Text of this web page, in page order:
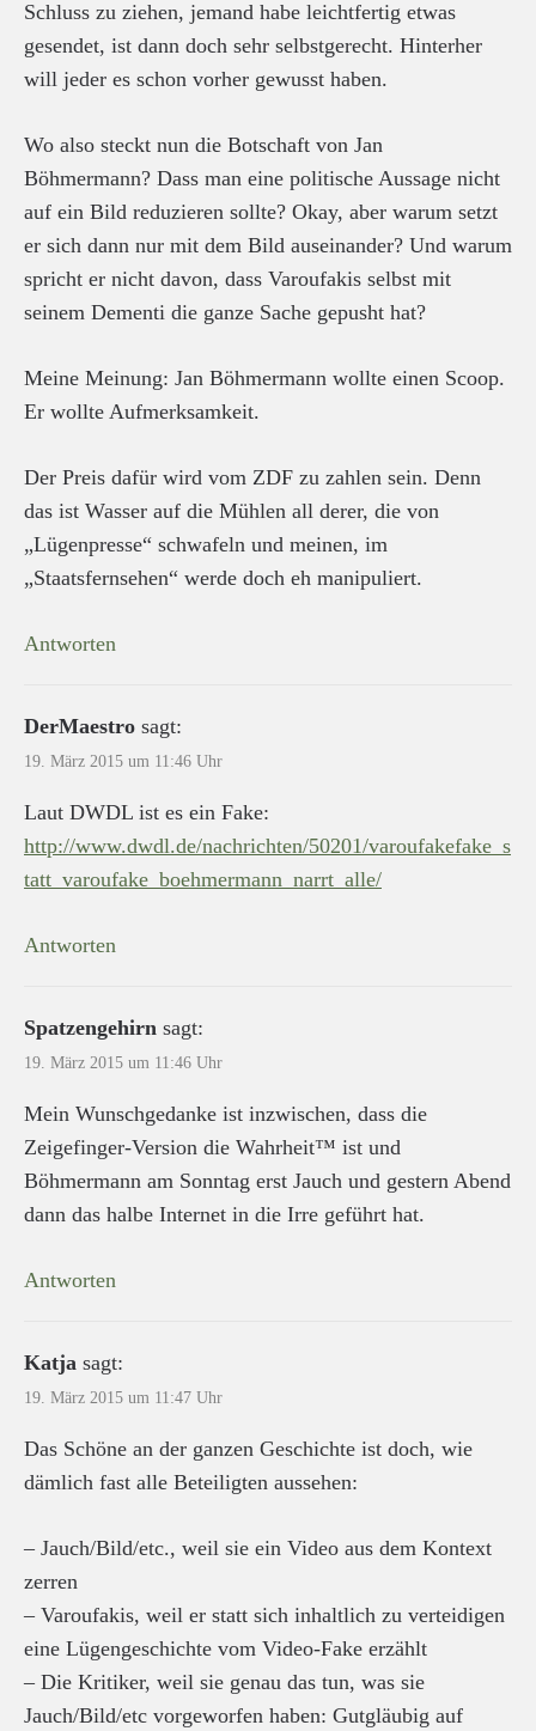
Schluss zu ziehen, jemand habe leichtfertig etwas
gesendet, ist dann doch sehr selbstgerecht. Hinterher
will jeder es schon vorher gewusst haben.
Wo also steckt nun die Botschaft von Jan
Böhmermann? Dass man eine politische Aussage nicht
auf ein Bild reduzieren sollte? Okay, aber warum setzt
er sich dann nur mit dem Bild auseinander? Und warum
spricht er nicht davon, dass Varoufakis selbst mit
seinem Dementi die ganze Sache gepusht hat?
Meine Meinung: Jan Böhmermann wollte einen Scoop.
Er wollte Aufmerksamkeit.
Der Preis dafür wird vom ZDF zu zahlen sein. Denn
das ist Wasser auf die Mühlen all derer, die von
„Lügenpresse“ schwafeln und meinen, im
„Staatsfernsehen“ werde doch eh manipuliert.
Antworten
DerMaestro sagt:
19. März 2015 um 11:46 Uhr
Laut DWDL ist es ein Fake:
http://www.dwdl.de/nachrichten/50201/varoufakefake_s
tatt_varoufake_boehmermann_narrt_alle/
Antworten
Spatzengehirn sagt:
19. März 2015 um 11:46 Uhr
Mein Wunschgedanke ist inzwischen, dass die
Zeigefinger-Version die Wahrheit™ ist und
Böhmermann am Sonntag erst Jauch und gestern Abend
dann das halbe Internet in die Irre geführt hat.
Antworten
Katja sagt:
19. März 2015 um 11:47 Uhr
Das Schöne an der ganzen Geschichte ist doch, wie
dämlich fast alle Beteiligten aussehen:
– Jauch/Bild/etc., weil sie ein Video aus dem Kontext
zerren
– Varoufakis, weil er statt sich inhaltlich zu verteidigen
eine Lügengeschichte vom Video-Fake erzählt
– Die Kritiker, weil sie genau das tun, was sie
Jauch/Bild/etc vorgeworfen haben: Gutgläubig auf